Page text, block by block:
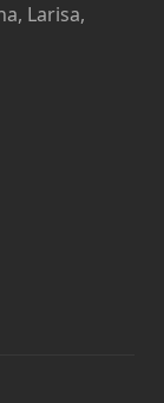
Larisa,